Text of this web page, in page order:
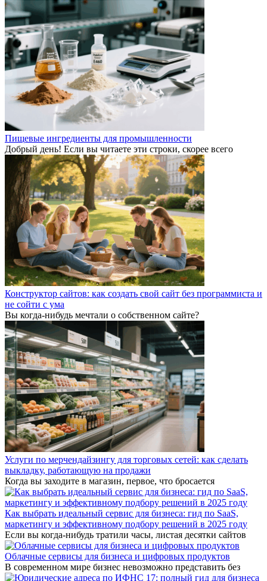
Пищевые ингредиенты для промышленности
Добрый день! Если вы читаете эти строки, скорее всего
Конструктор сайтов: как создать свой сайт без программиста и
не сойти с ума
Вы когда-нибудь мечтали о собственном сайте?
Услуги по мерчендайзингу для торговых сетей: как сделать
выкладку, работающую на продажи
Когда вы заходите в магазин, первое, что бросается
Как выбрать идеальный сервис для бизнеса: гид по SaaS,
маркетингу и эффективному подбору решений в 2025 году
Если вы когда-нибудь тратили часы, листая десятки сайтов
Облачные сервисы для бизнеса и цифровых продуктов
В современном мире бизнес невозможно представить без